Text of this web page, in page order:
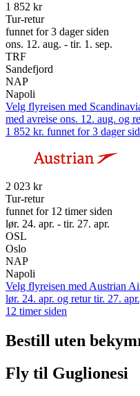
1 852 kr
Tur-retur
funnet for 3 dager siden
ons. 12. aug. - tir. 1. sep.
TRF
Sandefjord
NAP
Napoli
Velg flyreisen med
med avreise ons. 12. aug. og
1 852 kr. funnet for 3 dager
2 023 kr
Tur-retur
funnet for 12 timer siden
lør. 24. apr. - tir. 27. apr.
OSL
Oslo
NAP
Napoli
Velg flyreisen med Austrian
lør. 24. apr. og retur tir. 27.
12 timer siden
Bestill uten
Fly til Guglionesi